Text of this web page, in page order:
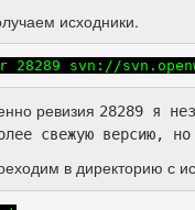
исходники.
28289 svn://
ревизия 28289 я
свежую версию,
в директорию с